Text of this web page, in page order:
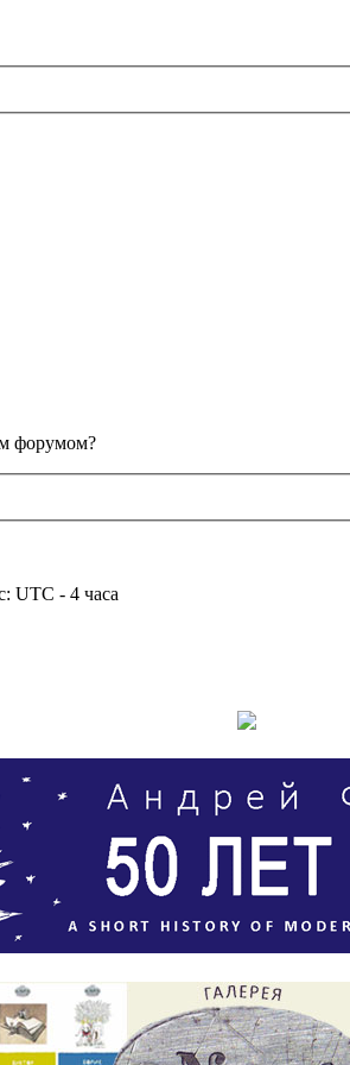
форумом?
UTC - 4 часа